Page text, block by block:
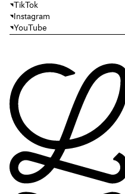
TikTok
Instagram
YouTube